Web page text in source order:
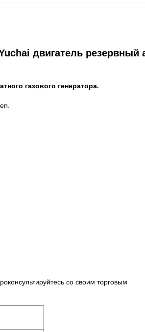
двигатель резервный
газового генератора.
со своим торговым